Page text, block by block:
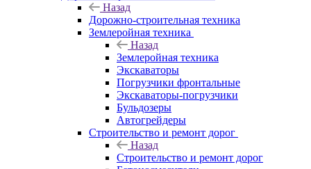
Назад
Дорожно-строительная техника
Землеройная техника
Назад
Землеройная техника
Экскаваторы
Погрузчики фронтальные
Экскаваторы-погрузчики
Бульдозеры
Автогрейдеры
Строительство и ремонт дорог
Назад
Строительство и ремонт дорог